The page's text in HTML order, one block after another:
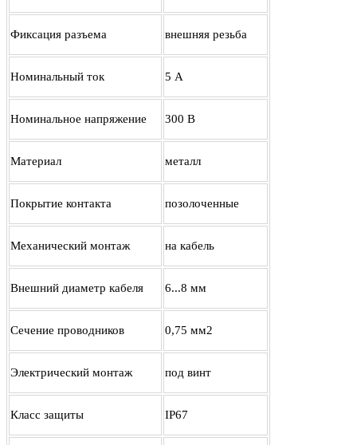
Фиксация разъема внешняя резьба
Номинальный ток 5 А
Номинальное напряжение 300 В
Материал металл
Покрытие контакта позолоченные
Механический монтаж на кабель
Внешний диаметр кабеля 6...8 мм
Сечение проводников 0,75 мм2
Электрический монтаж под винт
Класс защиты IP67